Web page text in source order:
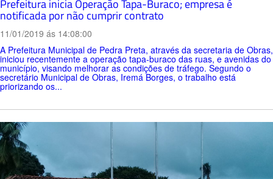
Prefeitura inicia Operação Tapa-Buraco; empresa é
notificada por não cumprir contrato
11/01/2019 ás 14:08:00
A Prefeitura Municipal de Pedra Preta, através da secretaria de Obras,
iniciou recentemente a operação tapa-buraco das ruas, e avenidas do
município, visando melhorar as condições de tráfego. Segundo o
secretário Municipal de Obras, Iremá Borges, o trabalho está
priorizando os...